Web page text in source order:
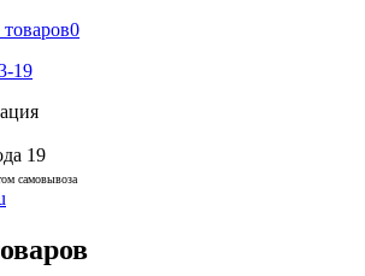
0
19
19
самовывоза